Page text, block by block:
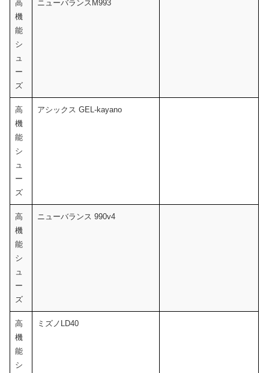
高
機
能
シ
ュ
ー
ズ
ニューバランスM993
高
機
能
シ
ュ
ー
ズ
アシックス GEL-kayano
高
機
能
シ
ュ
ー
ズ
ニューバランス 990v4
高
機
能
シ
ミズノLD40